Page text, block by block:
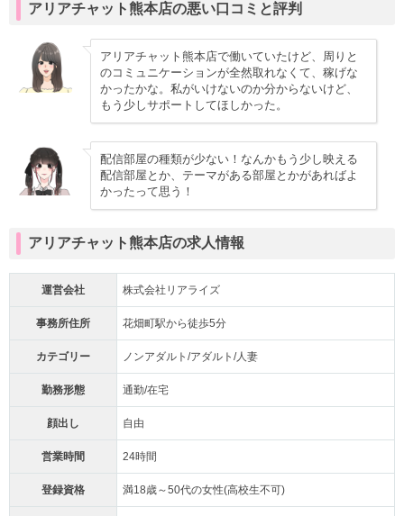
アリアチャット熊本店の悪い口コミと評判
アリアチャット熊本店で働いていたけど、周りと
のコミュニケーションが全然取れなくて、稼げな
かったかな。私がいけないのか分からないけど、
もう少しサポートしてほしかった。
配信部屋の種類が少ない！なんかもう少し映える
配信部屋とか、テーマがある部屋とかがあればよ
かったって思う！
アリアチャット熊本店の求人情報
運営会社 株式会社リアライズ
事務所住所 花畑町駅から徒歩5分
カテゴリー ノンアダルト/アダルト/人妻
勤務形態 通勤/在宅
顔出し 自由
営業時間 24時間
登録資格 満18歳～50代の女性(高校生不可)